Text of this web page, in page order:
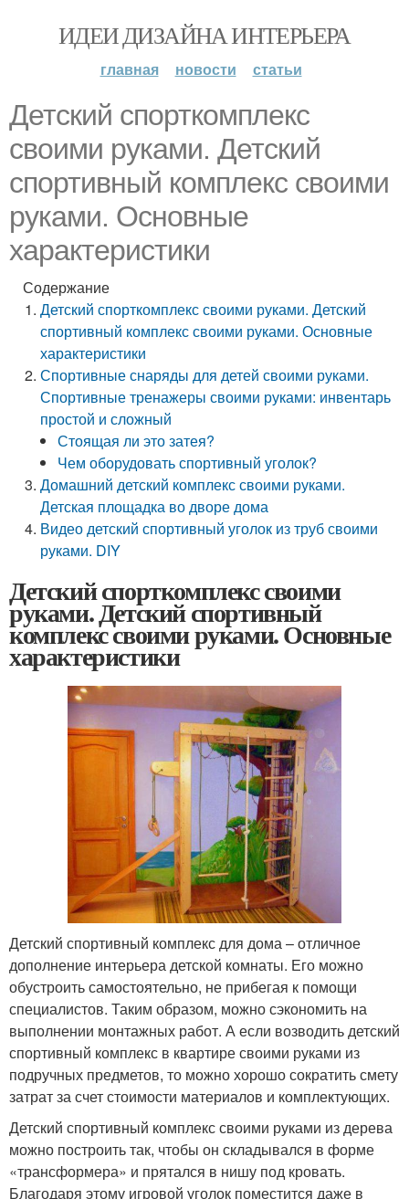
ИДЕИ ДИЗАЙНА ИНТЕРЬЕРА
главная новости статьи
Детский спорткомплекс
своими руками. Детский
спортивный комплекс своими
руками. Основные
характеристики
Содержание
Детский спорткомплекс своими руками. Детский
спортивный комплекс своими руками. Основные
характеристики
Спортивные снаряды для детей своими руками.
Спортивные тренажеры своими руками: инвентарь
простой и сложный
Стоящая ли это затея?
Чем оборудовать спортивный уголок?
Домашний детский комплекс своими руками.
Детская площадка во дворе дома
Видео детский спортивный уголок из труб своими
руками. DIY
Детский спорткомплекс своими
руками. Детский спортивный
комплекс своими руками. Основные
характеристики
Детский спортивный комплекс для дома – отличное
дополнение интерьера детской комнаты. Его можно
обустроить самостоятельно, не прибегая к помощи
специалистов. Таким образом, можно сэкономить на
выполнении монтажных работ. А если возводить детский
спортивный комплекс в квартире своими руками из
подручных предметов, то можно хорошо сократить смету
затрат за счет стоимости материалов и комплектующих.
Детский спортивный комплекс своими руками из дерева
можно построить так, чтобы он складывался в форме
«трансформера» и прятался в нишу под кровать.
Благодаря этому игровой уголок поместится даже в